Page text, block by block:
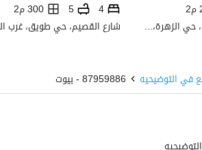
50
319832000805
شارع أبي حميد الساعدي، حي الزهرة، غرب الرياض، الرياض
4
5 300 م2
في التوضيحيه 87959886 - بيوت